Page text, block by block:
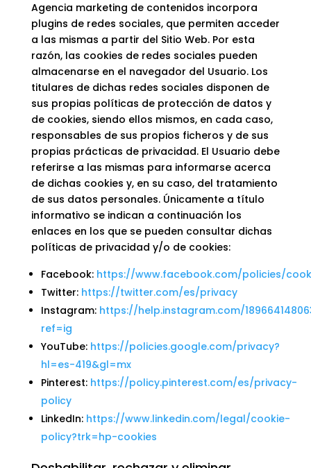
Agencia marketing de contenidos incorpora
plugins de redes sociales, que permiten acceder
a las mismas a partir del Sitio Web. Por esta
razón, las cookies de redes sociales pueden
almacenarse en el navegador del Usuario. Los
titulares de dichas redes sociales disponen de
sus propias políticas de protección de datos y
de cookies, siendo ellos mismos, en cada caso,
responsables de sus propios ficheros y de sus
propias prácticas de privacidad. El Usuario debe
referirse a las mismas para informarse acerca
de dichas cookies y, en su caso, del tratamiento
de sus datos personales. Únicamente a título
informativo se indican a continuación los
enlaces en los que se pueden consultar dichas
políticas de privacidad y/o de cookies:
Facebook: https://www.facebook.com/policies/
Twitter: https://twitter.com/es/privacy
Instagram: https://help.instagram.com/
ref=ig
YouTube: https://policies.google.com/privacy?
hl=es-419&gl=mx
Pinterest: https://policy.pinterest.com/es/privacy-
policy
LinkedIn: https://www.linkedin.com/legal/cookie-
policy?trk=hp-cookies